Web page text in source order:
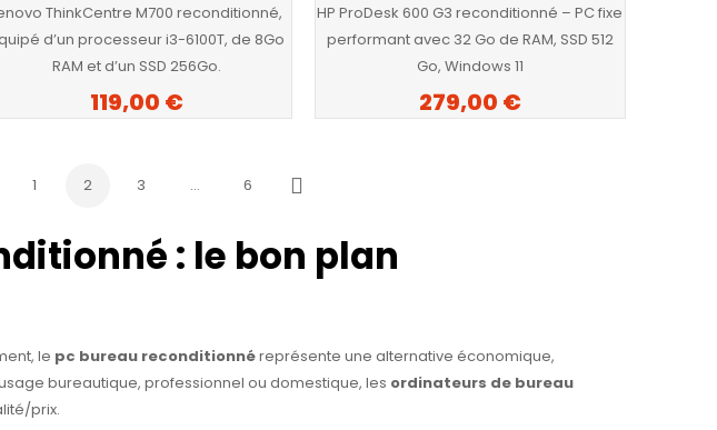
ThinkCentre M700 reconditionné,
d’un processeur i3-6100T, de 8Go
RAM et d’un SSD 256Go.
119,00 €
HP ProDesk 600 G3 reconditionné – PC fixe
performant avec 32 Go de RAM, SSD 512
Go, Windows 11
279,00 €
1 2 3 … 6
Suivant
: le bon plan
le pc bureau reconditionnéreprésente une alternative économique,
bureautique, professionnel ou domestique, les ordinateurs de bureau
prix.